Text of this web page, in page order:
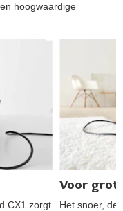
hoogwaardige
CX1 zorgt
Voor
Het snoer, de